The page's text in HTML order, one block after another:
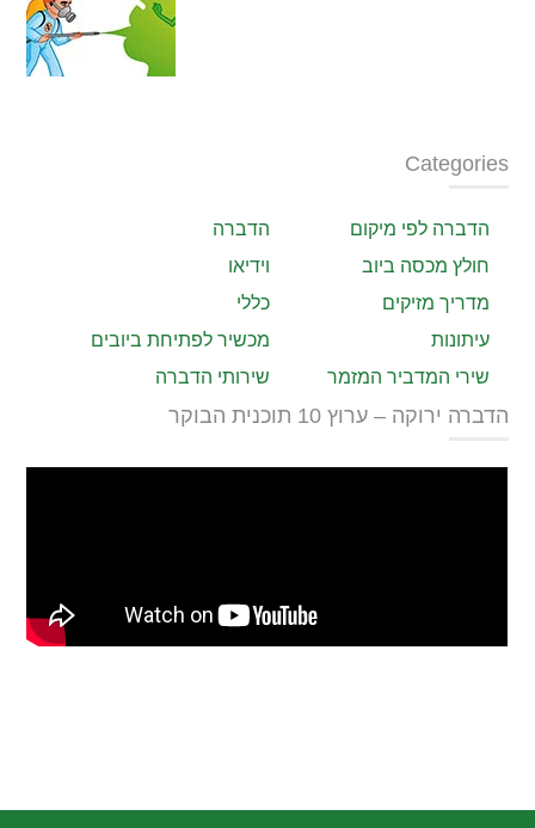
Categories
הדברה
הדברה לפי מיקום
וידיאו
חולץ מכסה ביוב
כללי
מדריך מזיקים
מכשיר לפתיחת ביובים
עיתונות
שירותי הדברה
שירי המדביר המזמר
הדברה ירוקה – ערוץ 10 תוכנית הבוקר